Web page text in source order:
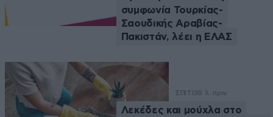
συμφωνία Τουρκίας-
Σαουδικής Αραβίας-
Πακιστάν, λέει η ΕΛΑΣ
ΣΠΙΤΙ38 λ. πριν
Λεκέδες και μούχλα στο